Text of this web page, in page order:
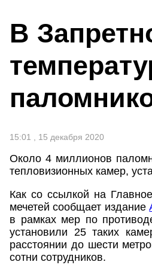
В
15:01 , 15 декабря 2020
Около 4 миллионов
тепловизионных камер,
Как со ссылкой на
мечетей сообщает издание
в рамках мер по
установили 25 таких
расстоянии до шести
сотни сотрудников.